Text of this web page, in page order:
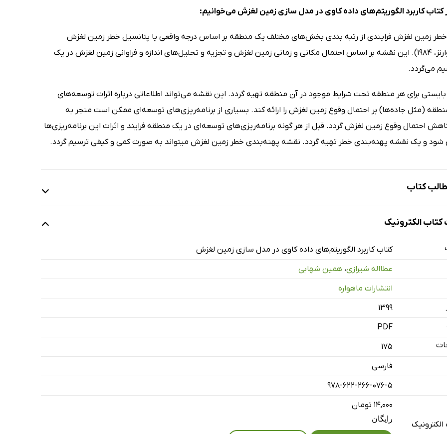
کتاب کاربرد الگوریتم‌های داده کاوی در مدل سازی زمین لغزش می‌خوانیم:
زمین لغزش فرایندی از رتبه بندی بخش‌های مختلف یک منطقه بر اساس درجه واقعی یا پتانسیل خطر زمین لغزش
می‌باشد (وارنز، 1984). این نقشه بر اساس احتمال مکانی و زمانی زمین لغزش و تجزیه و تحلیل‌های اندازه و فراوانی زمین لغزش در یک
می‌گردد.
برای هر منطقه تحت شرایط موجود در آن منطقه تهیه گردد. این نقشه می‌تواند اطلاعاتی درباره اثرات توسعه‌های
(مثل جاده‌ها) بر احتمال وقوع زمین لغزش را ارائه کند. بسیاری از برنامه‌ریزی‌های توسعه‌‌ای ممکن است منجر به
احتمال وقوع زمین لغزش گردد. قبل از هر گونه برنامه‌ریزی‌های توسعه‌ای در یک منطقه فرایند و اثرات این برنامه‌ریزی‌ها
شود و یک نقشه پهنه‌بندی خطر تهیه گردد. نقشه پهنه‌بندی خطر زمین لغزش میتواند به صورت کمی و کیفی ترسیم گردد.
کتاب
الکترونیک
کتاب کاربرد الگوریتم‌های داده کاوی در مدل سازی زمین لغزش
عطااله شیرازی، همین شهابی
انتشارات ماهواره
۱۳۹۹
PDF
175
فارسی
978-622-266-076-5
۱۴,۰۰۰ تومان
رایگان